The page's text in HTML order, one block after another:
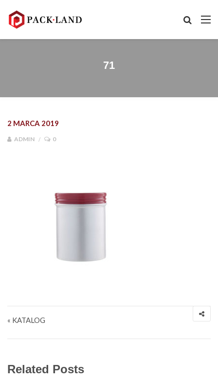
71
2 MARCA 2019
ADMIN 0
« KATALOG
Related Posts